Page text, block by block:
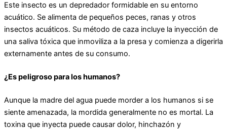
Este insecto es un depredador formidable en su entorno
acuático. Se alimenta de pequeños peces, ranas y otros
insectos acuáticos. Su método de caza incluye la inyección de
una saliva tóxica que inmoviliza a la presa y comienza a digerirla
externamente antes de su consumo.
¿Es peligroso para los humanos?
Aunque la madre del agua puede morder a los humanos si se
siente amenazada, la mordida generalmente no es mortal. La
toxina que inyecta puede causar dolor, hinchazón y